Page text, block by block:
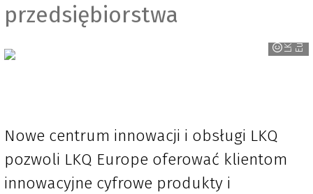
przedsiębiorstwa
L
K
Q
E
u
r
o
pe
Nowe centrum innowacji i obsługi LKQ
pozwoli LKQ Europe oferować klientom
innowacyjne cyfrowe produkty i